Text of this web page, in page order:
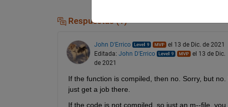
Respuestas (1)
John D'Errico
el 13 de Dic. de 2021
Editada: John D'Errico
el 13 de Dic.
de 2021
If the function is compiled, then no. Sorry, but
just get a job there.
If the code is not compiled, so just an m--file,